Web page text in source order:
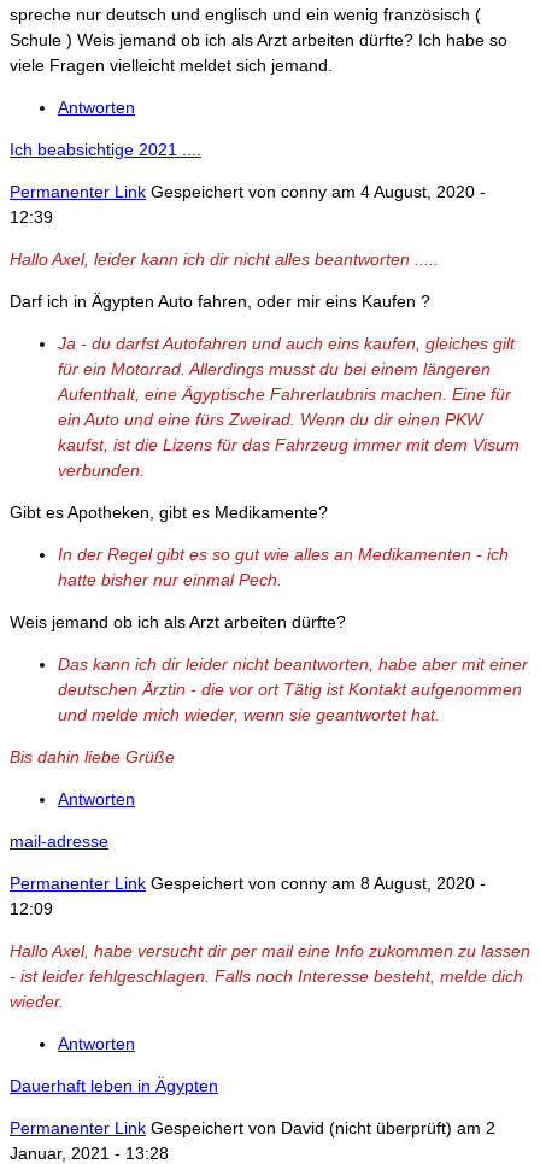
spreche nur deutsch und englisch und ein wenig französisch (
Schule ) Weis jemand ob ich als Arzt arbeiten dürfte? Ich habe so
viele Fragen vielleicht meldet sich jemand.
Antworten
Ich beabsichtige 2021 ....
Permanenter Link Gespeichert von conny am 4 August, 2020 -
12:39
Hallo Axel, leider kann ich dir nicht alles beantworten .....
Darf ich in Ägypten Auto fahren, oder mir eins Kaufen ?
Ja - du darfst Autofahren und auch eins kaufen, gleiches gilt
für ein Motorrad. Allerdings musst du bei einem längeren
Aufenthalt, eine Ägyptische Fahrerlaubnis machen. Eine für
ein Auto und eine fürs Zweirad. Wenn du dir einen PKW
kaufst, ist die Lizens für das Fahrzeug immer mit dem Visum
verbunden.
Gibt es Apotheken, gibt es Medikamente?
In der Regel gibt es so gut wie alles an Medikamenten - ich
hatte bisher nur einmal Pech.
Weis jemand ob ich als Arzt arbeiten dürfte?
Das kann ich dir leider nicht beantworten, habe aber mit einer
deutschen Ärztin - die vor ort Tätig ist Kontakt aufgenommen
und melde mich wieder, wenn sie geantwortet hat.
Bis dahin liebe Grüße
Antworten
mail-adresse
Permanenter Link Gespeichert von conny am 8 August, 2020 -
12:09
Hallo Axel, habe versucht dir per mail eine Info zukommen zu lassen
- ist leider fehlgeschlagen. Falls noch Interesse besteht, melde dich
wieder.
Antworten
Dauerhaft leben in Ägypten
Permanenter Link Gespeichert von David (nicht überprüft) am 2
Januar, 2021 - 13:28